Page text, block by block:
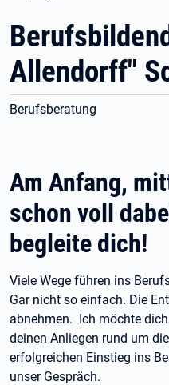
Allendorff"
Berufsberatung
Am Anfang,
schon voll
begleite dich!
Viele Wege führen ins
Gar nicht so einfach. Die
abnehmen. Ich möchte
deinen Anliegen rund um
erfolgreichen Einstieg ins
unser Gespräch.